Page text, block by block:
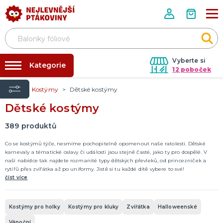
Vyberte si
12 poboček
✨ Rozlučky se svobodou ✨
Tabulky velikostí
Balónky a helium
Dárky s potiskem
Nafukování balónků
Půjčovna kostýmů
Kategorie
TRIČKA S POTISKEM
Vánoce
Vtipná
DEKORACE A DOPLŇKY S POTISKEM
Vtipné motivy
Motivy pro páry
Motivy profesí a koníčků
Motivy mazlíčků
Motivy alkoholu
Tématické motivy
DALŠÍ KATEGORIE
Úvod Kostýmy Dětské kostýmy
Dětské kostýmy
389 produktů
Co se kostýmů týče, nesmíme pochopitelně opomenout naše ratolesti. Dětské
karnevaly a tématické oslavy či události jsou stejně časté, jako ty pro dospělé. V
naší nabídce tak najdete rozmanité typy dětských převleků, od princezniček a
rytířů přes zvířátka až po uniformy. Jistě si tu každé dítě vybere to své!
číst více
Kostýmy pro holky Kostýmy pro kluky Zvířátka Halloweenské